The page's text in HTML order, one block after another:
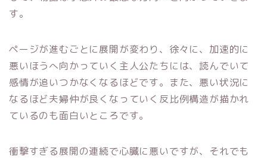
す。
ページが進むごとに展開が変わり、徐々に、加速的に
悪いほうへ向かっていく主人公たちには、読んでいて
感情が追いつかなくなるほどです。また、悪い状況に
なるほど夫婦仲が良くなっていく反比例構造が描かれ
ているのも面白いところです。
衝撃すぎる展開の連続で心臓に悪いですが、それでも